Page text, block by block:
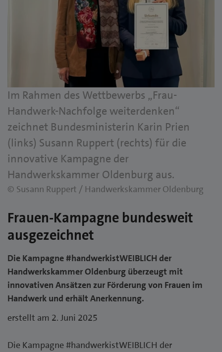
Im Rahmen des Wettbewerbs „Frau-
Handwerk-Nachfolge weiterdenken“
zeichnet Bundesministerin Karin Prien
(links) Susann Ruppert (rechts) für die
innovative Kampagne der
Handwerkskammer Oldenburg aus.
© Susann Ruppert / Handwerkskammer Oldenburg
Frauen-Kampagne bundesweit
ausgezeichnet
Die Kampagne #handwerkistWEIBLICH der
Handwerkskammer Oldenburg überzeugt mit
innovativen Ansätzen zur Förderung von Frauen im
Handwerk und erhält Anerkennung.
erstellt am 2. Juni 2025
Die Kampagne #handwerkistWEIBLICH der